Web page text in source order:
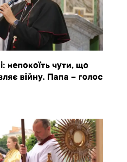
непокоїть чути, що
війну. Папа – голос